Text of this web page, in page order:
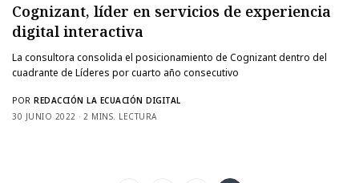
Cognizant, líder en servicios de experiencia
digital interactiva
La consultora consolida el posicionamiento de Cognizant dentro del
cuadrante de Líderes por cuarto año consecutivo
POR REDACCIÓN LA ECUACIÓN DIGITAL
30 JUNIO 2022
2 MINS. LECTURA